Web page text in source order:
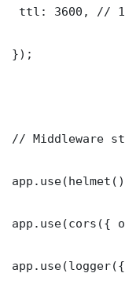
ttl: 3600, // 1
});
// Middleware
app.use(cors({